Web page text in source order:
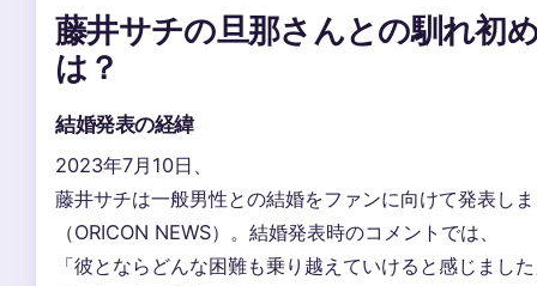
藤井サチの旦那さんとの馴れ初
は？
結婚発表の経緯
2023年7月10日、
藤井サチは一般男性との結婚をファンに向けて発表し
（ORICON NEWS）。結婚発表時のコメントでは、
「彼とならどんな困難も乗り越えていけると感じまし